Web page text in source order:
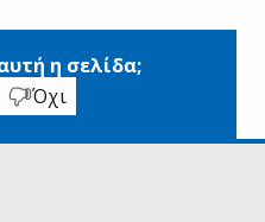
η σελίδα;
Όχι